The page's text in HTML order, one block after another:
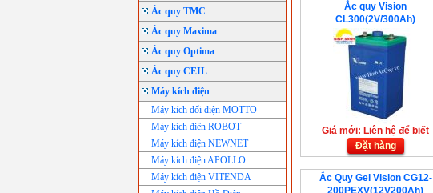
Ắc quy TMC
Ắc quy Maxima
Ắc quy Optima
Ắc quy CEIL
Máy kích điện
Máy kích đổi điện MOTTO
Máy kích điện ROBOT
Máy kích điện NEWNET
Máy kích điện APOLLO
Máy kích điện VITENDA
Ắc quy Vision
CL300(2V/300Ah)
Giá mới: Liên hệ để biết
Đặt hàng
Ắc Quy Gel Vision CG12-
200PEXV(12V200Ah)